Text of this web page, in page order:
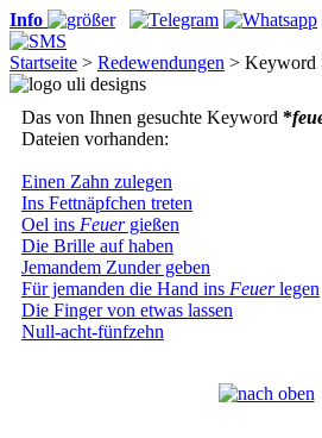
Info
Startseite > Redewendungen > Keyword
Das von Ihnen gesuchte Keyword *
Dateien vorhanden:
Einen Zahn zulegen
Ins Fettnäpfchen treten
Oel ins Feuergießen
Die Brille auf haben
Jemandem Zunder geben
Für jemanden die Hand ins Feuerlegen
Die Finger von etwas lassen
Null-acht-fünfzehn